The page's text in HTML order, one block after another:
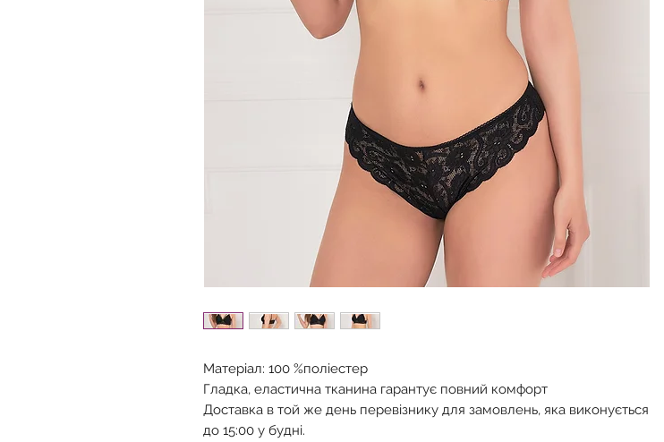
Матеріал: 100 %поліестер
Гладка, еластична тканина гарантує повний комфорт
Доставка в той же день перевізнику для замовлень, яка виконується
до 15:00 у будні.